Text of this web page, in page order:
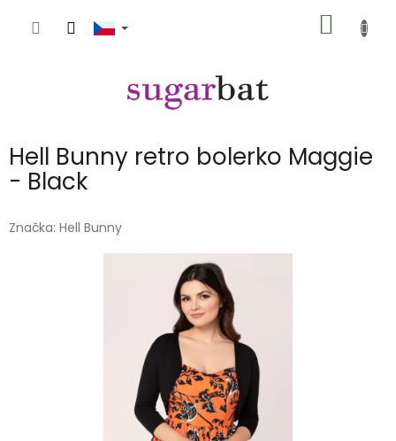
KOŠÍK
Hell Bunny retro bolerko Maggie
- Black
Značka: Hell Bunny